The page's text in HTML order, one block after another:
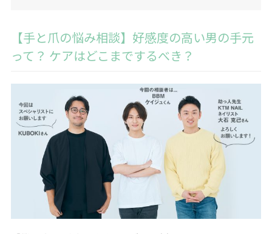
【手と爪の悩み相談】好感度の高い男の手元
って？ ケアはどこまでするべき？